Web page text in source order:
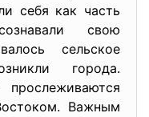
себя как часть
свою
сельское
города.
Важным